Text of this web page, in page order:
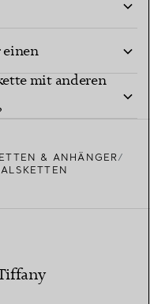
ein
einen
mit anderen
& ANHÄNGER